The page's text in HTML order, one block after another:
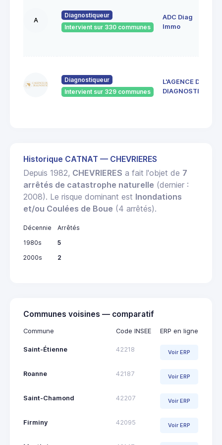
A
Diagnostiqueur
Intervient sur 330 communes
ADC Diag
Immo
Diagnostiqueur
Intervient sur 329 communes
L'AGENCE DU
DIAGNOSTIC
Historique CATNAT — CHEVRIERES
Depuis 1982, CHEVRIERES a fait l'objet de 7
arrêtés de catastrophe naturelle (dernier :
2008). Le risque dominant est Inondations
et/ou Coulées de Boue (4 arrêtés).
Décennie
Arrêtés
1980s
5
2000s
2
Communes voisines — comparatif
Commune Code INSEE ERP en ligne
Saint-Étienne 42218 Voir ERP
Roanne 42187 Voir ERP
Saint-Chamond 42207 Voir ERP
Firminy 42095 Voir ERP